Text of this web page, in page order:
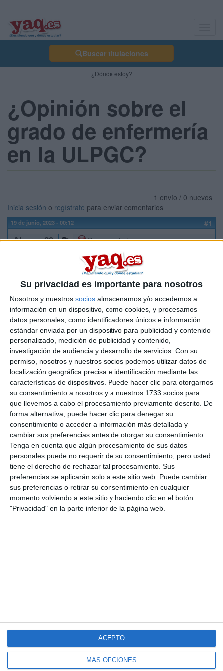
Su privacidad es importante para nosotros
Nosotros y nuestros socios almacenamos y/o accedemos a
información en un dispositivo, como cookies, y procesamos
datos personales, como identificadores únicos e información
estándar enviada por un dispositivo para publicidad y contenido
personalizado, medición de publicidad y contenido,
investigación de audiencia y desarrollo de servicios. Con su
permiso, nosotros y nuestros socios podemos utilizar datos de
localización geográfica precisa e identificación mediante las
características de dispositivos. Puede hacer clic para otorgarnos
su consentimiento a nosotros y a nuestros 1733 socios para
que llevemos a cabo el procesamiento previamente descrito. De
forma alternativa, puede hacer clic para denegar su
consentimiento o acceder a información más detallada y
cambiar sus preferencias antes de otorgar su consentimiento.
Tenga en cuenta que algún procesamiento de sus datos
personales puede no requerir de su consentimiento, pero usted
tiene el derecho de rechazar tal procesamiento. Sus
preferencias se aplicarán solo a este sitio web. Puede cambiar
sus preferencias o retirar su consentimiento en cualquier
momento volviendo a este sitio y haciendo clic en el botón
"Privacidad" en la parte inferior de la página web.
MÁS OPCIONES
ACEPTO
Buscar titulaciones
¿Dónde estoy?
¿Opinión sobre el
grado de enfermería
en la ULPGC?
1 envío / 0 nuevos
Inicia sesión o regístrate para enviar comentarios
19 de junio, 2023 - 00:12 #1
Alumno22
Desconectado
Si alguno de ustedes ha estudiado enfermería en la ULPGC
en el campus de Gran Canaria, ¿que opinan sobre esa
carrera y sobre la univesidad? vale la pena estudiar allí?
Inicio
Etiquetas: La universidad - un mundo Enfermería